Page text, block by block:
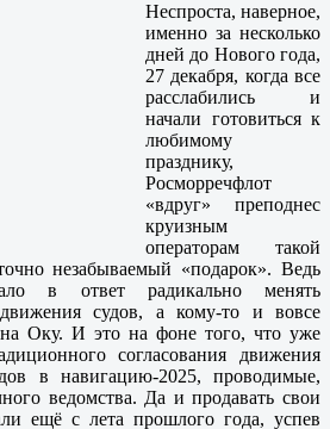
Неспроста, наверное,
именно за несколько
дней до Нового года,
27 декабря, когда все
расслабились и
начали готовиться к
любимому
празднику,
Росморречфлот
«вдруг» преподнес
круизным
операторам такой
незабываемый «подарок». Ведь
в ответ радикально менять
судов, а кому-то и вовсе
на Оку. И это на фоне того, что уже
согласования движения
в навигацию-2025, проводимые,
ведомства. Да и продавать свои
ещё с лета прошлого года, успев